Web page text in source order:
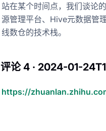
站在某个时间点，我们谈论
源管理平台、Hive元数据管
线数仓的技术栈。
评论 4 · 2024-01-
https://